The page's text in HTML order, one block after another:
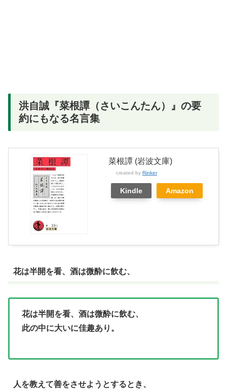
洪自誠『菜根譚（さいこんたん）』の要
約にもなる名言集
菜根譚 (岩波文庫)
created by Rinker
Kindle Amazon
花は半開を看、酒は微酔に飲む、
花は半開を看、酒は微酔に飲む、
此の中に大いに佳趣あり。
人を教えて善をさせようとするとき、